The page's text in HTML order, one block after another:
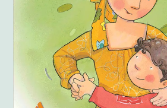
Anglisht
Ditarë